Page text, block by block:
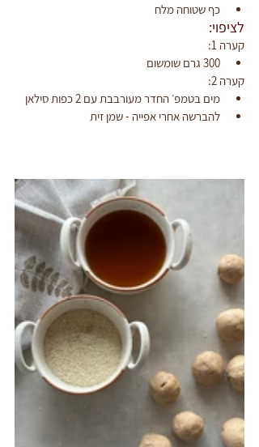
כף שטוחה מלח
לציפוי:
קערה 1:
300 גרם שומשום
קערה 2:
מים בטמפ׳ החדר מעורבבת עם 2 כפות סילאן
להברשה אחרי אפייה - שמן זית